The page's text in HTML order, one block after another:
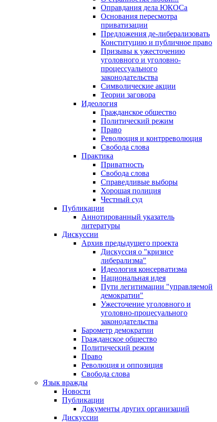
Оправдания дела ЮКОСа
Основания пересмотра
приватизации
Предложения де-либерализовать
Конституцию и публичное право
Призывы к ужесточению
уголовного и уголовно-
процессуального
законодательства
Символические акции
Теории заговора
Идеология
Гражданское общество
Политический режим
Право
Революция и контрреволюция
Свобода слова
Практика
Приватность
Свобода слова
Справедливые выборы
Хорошая полиция
Честный суд
Публикации
Аннотированный указатель
литературы
Дискуссии
Архив предыдущего проекта
Дискуссия о "кризисе
либерализма"
Идеология консерватизма
Национальная идея
Пути легитимации "управляемой
демократии"
Ужесточение уголовного и
уголовно-процесуального
законодательства
Барометр демократии
Гражданское общество
Политический режим
Право
Революция и оппозиция
Свобода слова
Язык вражды
Новости
Публикации
Документы других организаций
Дискуссии